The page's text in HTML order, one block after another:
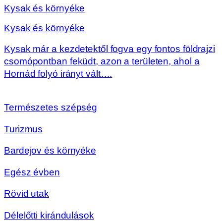
Kysak és környéke
Kysak és környéke
Kysak már a kezdetektől fogva egy fontos földrajzi
csomópontban feküdt, azon a területen, ahol a
Hornád folyó irányt vált….
Természetes szépség
Turizmus
Bardejov és környéke
Egész évben
Rövid utak
Délelőtti kirándulások